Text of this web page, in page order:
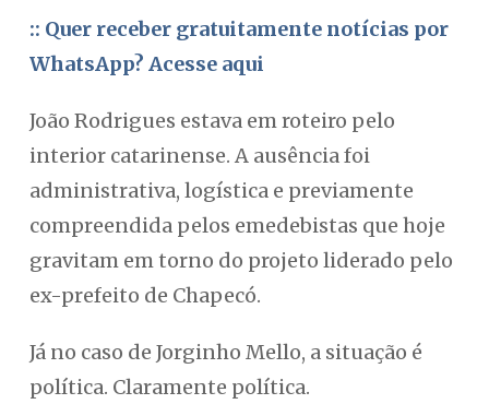
:: Quer receber gratuitamente notícias por
WhatsApp? Acesse aqui
João Rodrigues estava em roteiro pelo
interior catarinense. A ausência foi
administrativa, logística e previamente
compreendida pelos emedebistas que hoje
gravitam em torno do projeto liderado pelo
ex-prefeito de Chapecó.
Já no caso de Jorginho Mello, a situação é
política. Claramente política.